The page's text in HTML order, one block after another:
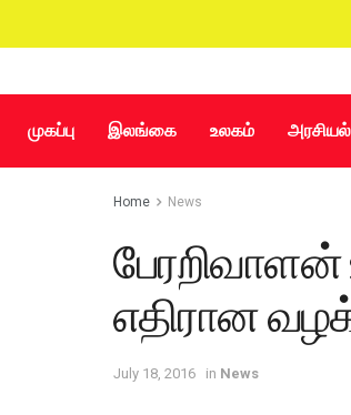
முகப்பு இலங்கை உலகம் அரசியல்
Home News
எதிரான
July 18, 2016 in News